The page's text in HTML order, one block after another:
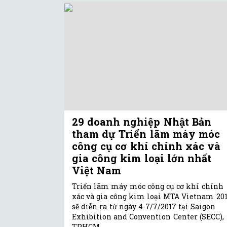
29 doanh nghiệp Nhật Bản
tham dự Triển lãm máy móc
công cụ cơ khí chính xác và
gia công kim loại lớn nhất
Việt Nam
Triển lãm máy móc công cụ cơ khí chính
xác và gia công kim loại MTA Vietnam
sẽ diễn ra từ ngày 4-7/7/2017 tại Saigon
Exhibition and Convention Center (SECC),